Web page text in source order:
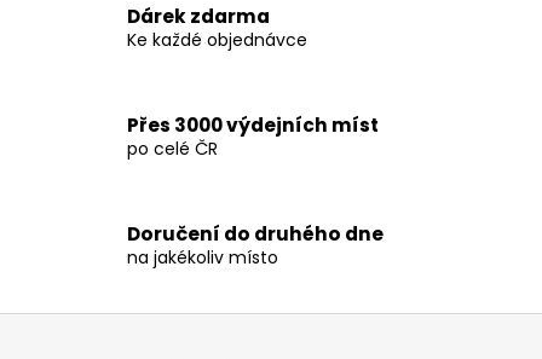
e
e
d
i
s
e
Dárek zdarma
Ke každé objednávce
Přes 3000 výdejních míst
po celé ČR
Doručení do druhého dne
na jakékoliv místo